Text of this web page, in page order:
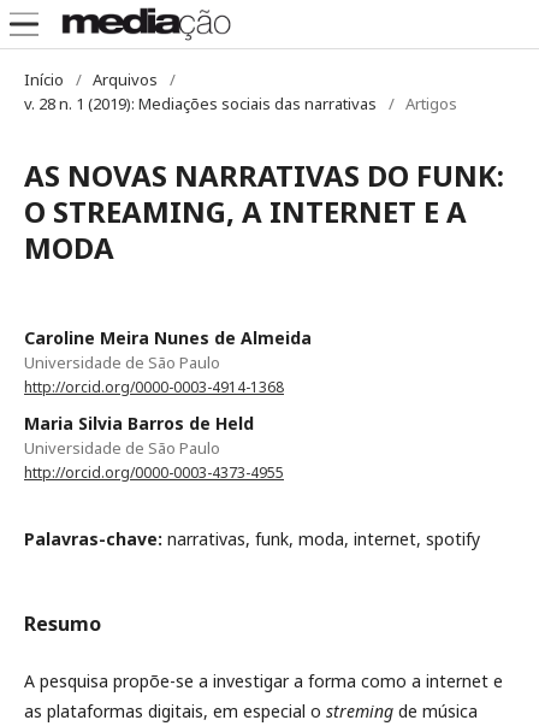
Início / Arquivos
/
v. 28 n. 1 (2019): Mediações sociais das narrativas
/ Artigos
AS NOVAS NARRATIVAS DO FUNK:
O STREAMING, A INTERNET E A
MODA
Caroline Meira Nunes de Almeida
Universidade de São Paulo
http://orcid.org/0000-0003-4914-1368
Maria Silvia Barros de Held
Universidade de São Paulo
http://orcid.org/0000-0003-4373-4955
Palavras-chave: narrativas, funk, moda, internet, spotify
Resumo
A pesquisa propõe-se a investigar a forma como a internet e
as plataformas digitais, em especial o streming de música